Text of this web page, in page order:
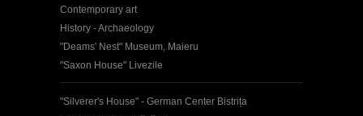
Contemporary art
History - Archaeology
"Deams' Nest" Museum, Maieru
"Saxon House" Livezile
"Silverer's House" - German Center Bistrița